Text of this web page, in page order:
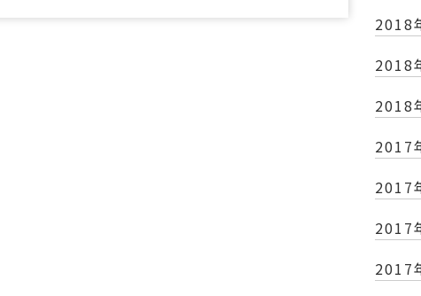
2018
2018
2018
2017
2017
2017
2017